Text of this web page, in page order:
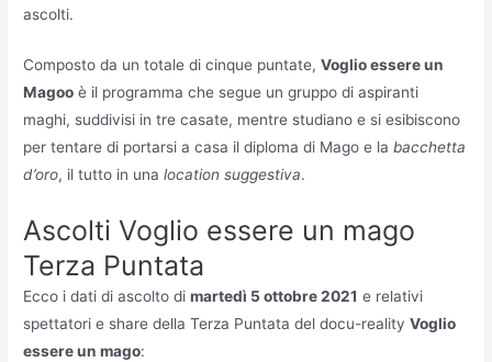
ascolti.
Composto da un totale di cinque puntate,Voglio essere un
Magoo è il programma che segue un gruppo di aspiranti
maghi, suddivisi in tre casate, mentre studiano e si esibiscono
per tentare di portarsi a casa il diploma di Mago e la bacchetta
d’oro, il tutto in unalocation suggestiva.
Ascolti Voglio essere un mago
Terza Puntata
Ecco i dati di ascolto dimartedì 5 ottobre 2021 e relativi
spettatori e share della Terza Puntata del docu-realityVoglio
essere un mago: